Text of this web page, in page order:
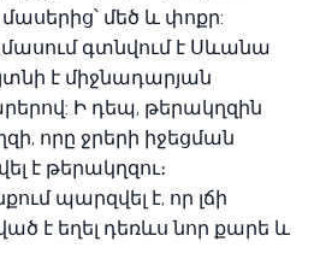
մեծ և փոքր:
գտնվում է Սևանա
է միջնադարյան
Ի դեպ, թերակղզին
որը ջրերի իջեցման
է թերակղզու։
պարզվել է, որ լճի
է եղել դեռևս նոր քարե և